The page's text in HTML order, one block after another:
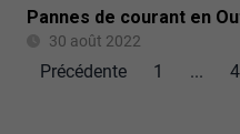
Pannes de courant en
30 août 2022
Précédente 1 ...